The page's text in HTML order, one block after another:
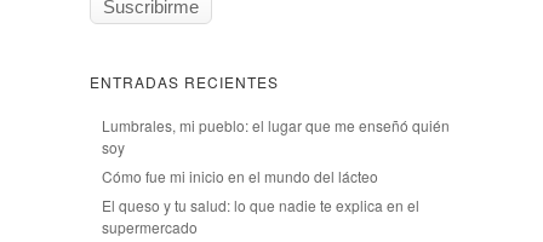
ENTRADAS RECIENTES
Lumbrales, mi pueblo: el lugar que me enseñó quién
soy
Cómo fue mi inicio en el mundo del lácteo
El queso y tu salud: lo que nadie te explica en el
supermercado